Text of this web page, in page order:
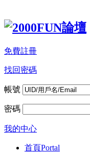
免費註冊
找回密碼
帳號
密碼
我的中心
首頁Portal